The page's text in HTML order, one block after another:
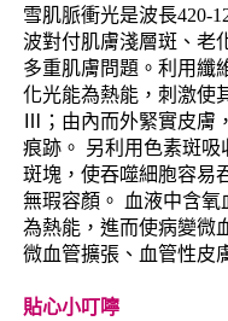
雪肌脈衝光是波長420-
波對付肌膚淺層斑、老
多重肌膚問題。利用纖
化光能為熱能，刺激使
Ⅲ；由內而外緊實皮膚
痕跡。 另利用色素斑
斑塊，使吞噬細胞容易
無瑕容顏。 血液中含
為熱能，進而使病變微
微血管擴張、血管性皮
貼心小叮嚀